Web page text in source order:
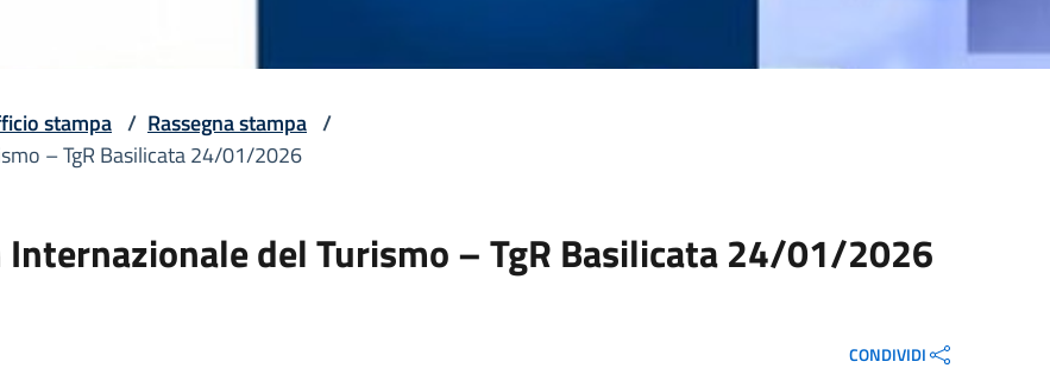
stampa / Rassegna stampa /
– TgR Basilicata 24/01/2026
del Turismo – TgR Basilicata 24/01/2026
CONDIVIDI